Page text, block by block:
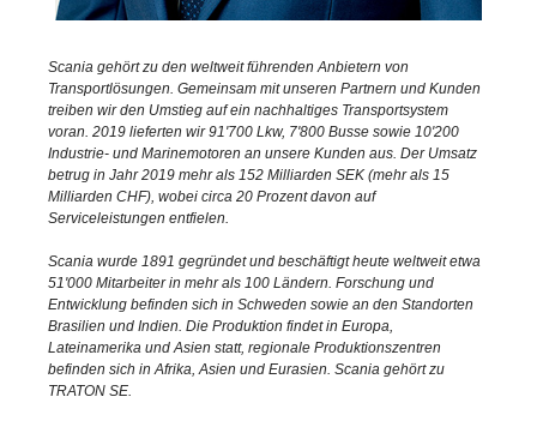
Scania gehört zu den weltweit führenden Anbietern von
Transportlösungen. Gemeinsam mit unseren Partnern und Kunden
treiben wir den Umstieg auf ein nachhaltiges Transportsystem
voran. 2019 lieferten wir 91'700 Lkw, 7'800 Busse sowie 10'200
Industrie- und Marinemotoren an unsere Kunden aus. Der Umsatz
betrug in Jahr 2019 mehr als 152 Milliarden SEK (mehr als 15
Milliarden CHF), wobei circa 20 Prozent davon auf
Serviceleistungen entfielen.
Scania wurde 1891 gegründet und beschäftigt heute weltweit etwa
51'000 Mitarbeiter in mehr als 100 Ländern. Forschung und
Entwicklung befinden sich in Schweden sowie an den Standorten
Brasilien und Indien. Die Produktion findet in Europa,
Lateinamerika und Asien statt, regionale Produktionszentren
befinden sich in Afrika, Asien und Eurasien. Scania gehört zu
TRATON SE.